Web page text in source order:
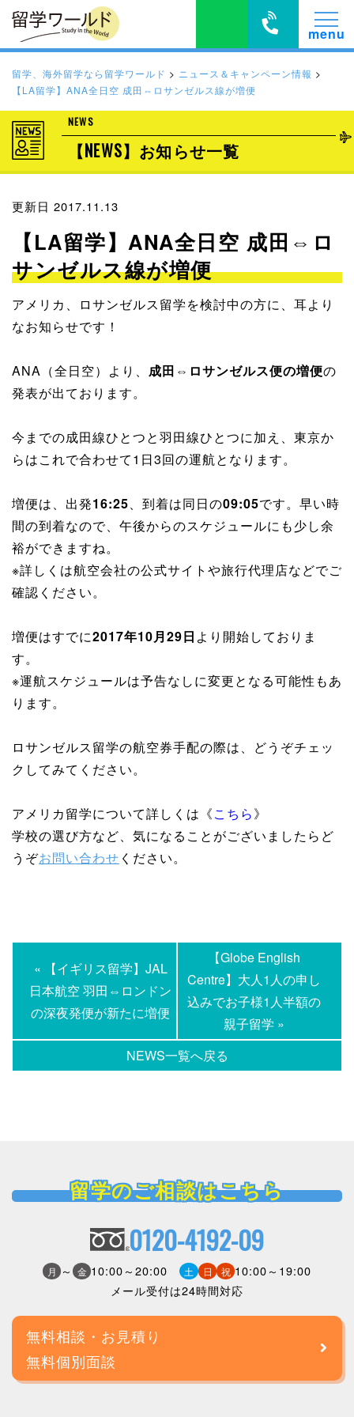
留学、海外留学なら留学ワールド > ニュース＆キャンペーン情報 >
【LA留学】ANA全日空 成田⇔ロサンゼルス線が増便
NEWS
【NEWS】お知らせ一覧
更新日 2017.11.13
【LA留学】ANA全日空 成田⇔ロ
サンゼルス線が増便
アメリカ、ロサンゼルス留学を検討中の方に、耳より
なお知らせです！
ANA（全日空）より、 成田⇔ロサンゼルス便の増便の
発表が出ております。
今までの成田線ひとつと羽田線ひとつに加え、東京か
らはこれで合わせて1日3回の運航となります。
増便は、出発16:25、到着は同日の09:05です。早い時
間の到着なので、午後からのスケジュールにも少し余
裕ができますね。
※詳しくは航空会社の公式サイトや旅行代理店などでご
確認ください。
増便はすでに2017年10月29日 より開始しておりま
す。
※運航スケジュールは予告なしに変更となる可能性もあ
ります。
ロサンゼルス留学の航空券手配の際は、どうぞチェッ
クしてみてください。
アメリカ留学について詳しくは《こちら》
学校の選び方など、気になることがございましたらど
うぞお問い合わせ ください。
« 【イギリス留学】JAL
日本航空 羽田⇔ロンドン
の深夜発便が新たに増便
NEWS一覧へ戻る
【Globe English
Centre】大人1人の申し
込みでお子様1人半額の
親子留学 »
留学のご相談はこちら
0120-4192-09
月 ～ 金 10:00～20:00 土 日 祝 10:00～19:00
メール受付は24時間対応
無料相談・お見積り
無料個別面談